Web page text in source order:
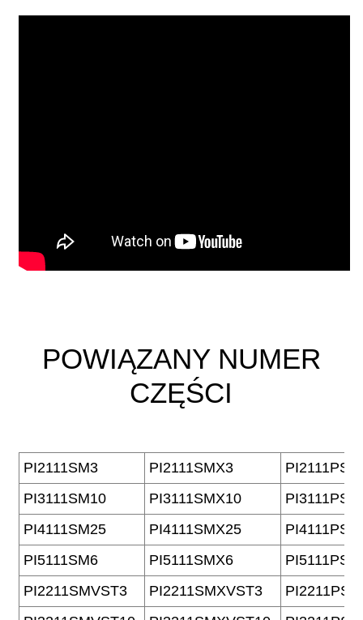
POWIĄZANY NUMER
CZĘŚCI
PI2111SM3 PI2111SMX3
PI2111PS3
PI3111SM10
PI3111SMX10
PI4111SM25
PI4111SMX25
PI5111SM6
PI5111SMX6
PI5111PS6
PI2211SMVST3
PI2211SMXVST3